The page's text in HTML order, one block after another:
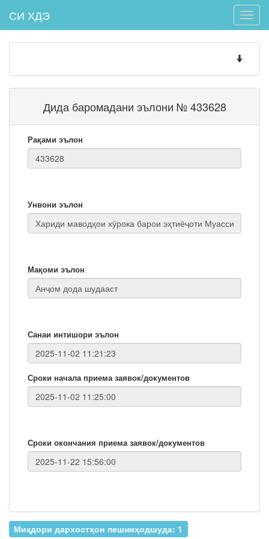
Toggle
СИ ХДЭ
Toggle
Дида баромадани эълони № 433628
Рақами эълон
Унвони эълон
Мақоми эълон
Санаи интишори эълон
Сроки начала приема заявок/документов
Сроки окончания приема заявок/документов
Миқдори дархостҳои пешниҳодшуда: 1